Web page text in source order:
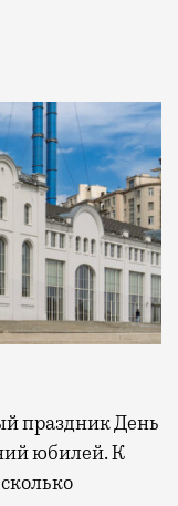
юбилей. К